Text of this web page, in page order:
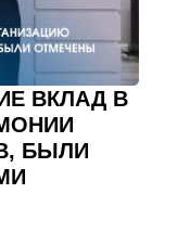
ВКЛАД В
БЫЛИ